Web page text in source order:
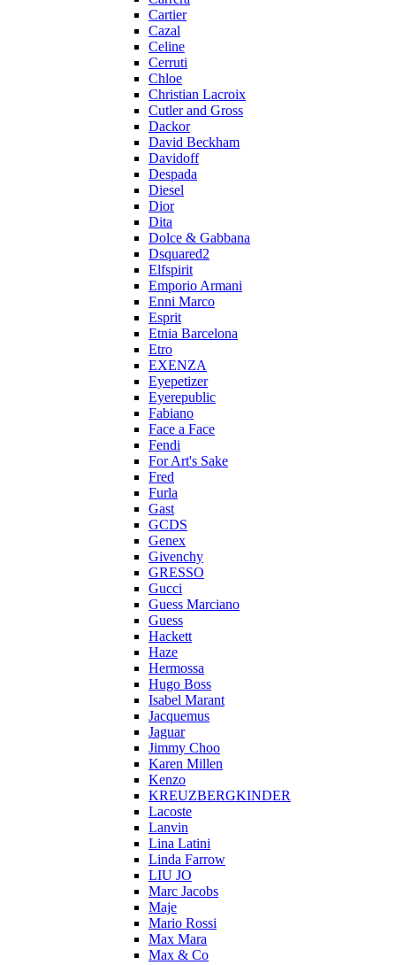
Cartier
Cazal
Celine
Cerruti
Chloe
Christian Lacroix
Cutler and Gross
Dackor
David Beckham
Davidoff
Despada
Diesel
Dior
Dita
Dolce & Gabbana
Dsquared2
Elfspirit
Emporio Armani
Enni Marco
Esprit
Etnia Barcelona
Etro
EXENZA
Eyepetizer
Eyerepublic
Fabiano
Face a Face
Fendi
For Art's Sake
Fred
Furla
Gast
GCDS
Genex
Givenchy
GRESSO
Gucci
Guess Marciano
Guess
Hackett
Haze
Hermossa
Hugo Boss
Isabel Marant
Jacquemus
Jaguar
Jimmy Choo
Karen Millen
Kenzo
KREUZBERGKINDER
Lacoste
Lanvin
Lina Latini
Linda Farrow
LIU JO
Marc Jacobs
Maje
Mario Rossi
Max Mara
Max & Co